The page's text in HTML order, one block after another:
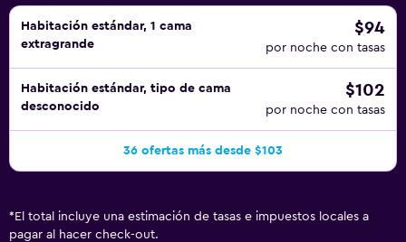
Habitación estándar, 1 cama
extragrande
$94
por noche con tasas
Habitación estándar, tipo de cama
desconocido
$102
por noche con tasas
36 ofertas más desde $103
* El total incluye una estimación de tasas e impuestos locales a
pagar al hacer check-out.